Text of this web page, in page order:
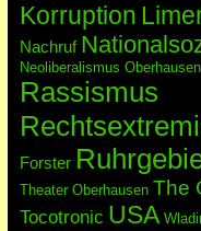
Korruption
Nachruf
Neoliberalismus Oberhausen
Rassismus
Forster
Theater Oberhausen The
Tocotronic USA